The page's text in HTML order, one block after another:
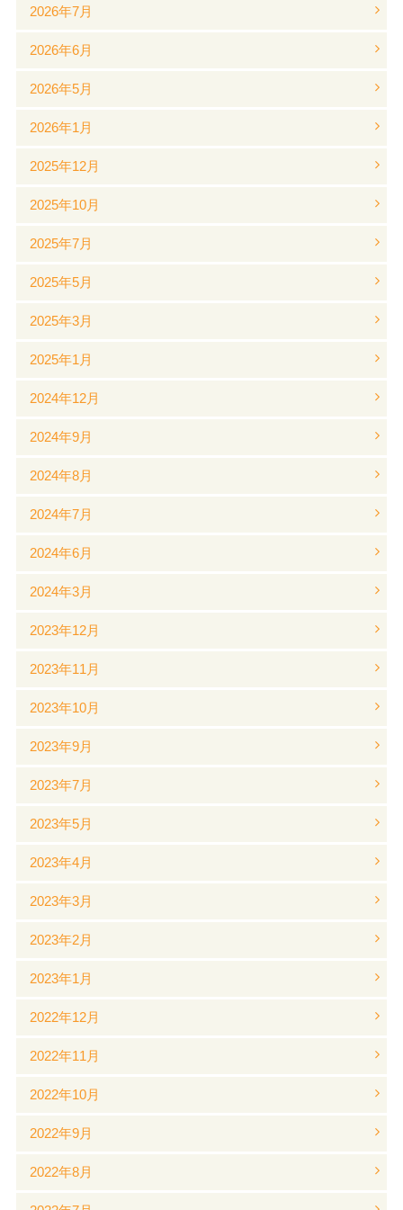
2026年7月
2026年6月
2026年5月
2026年1月
2025年12月
2025年10月
2025年7月
2025年5月
2025年3月
2025年1月
2024年12月
2024年9月
2024年8月
2024年7月
2024年6月
2024年3月
2023年12月
2023年11月
2023年10月
2023年9月
2023年7月
2023年5月
2023年4月
2023年3月
2023年2月
2023年1月
2022年12月
2022年11月
2022年10月
2022年9月
2022年8月